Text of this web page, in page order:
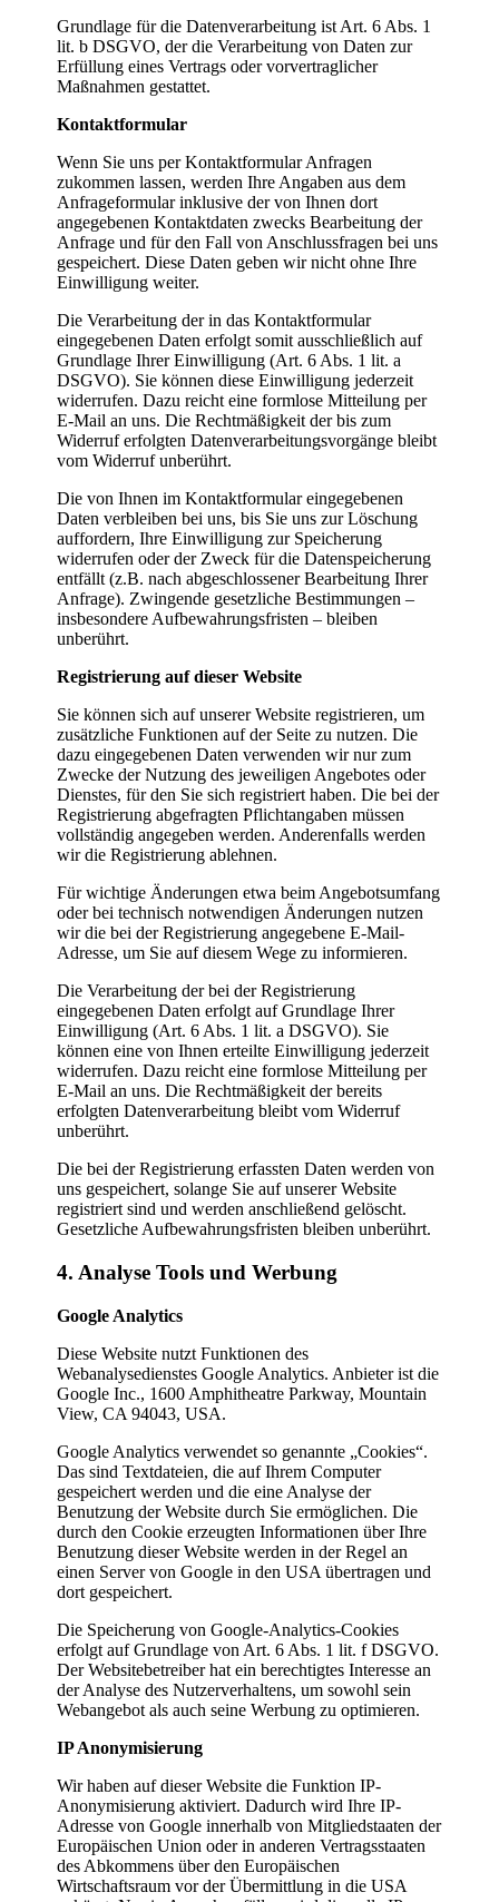
Grundlage für die Datenverarbeitung ist Art. 6 Abs. 1
lit. b DSGVO, der die Verarbeitung von Daten zur
Erfüllung eines Vertrags oder vorvertraglicher
Maßnahmen gestattet.
Kontaktformular
Wenn Sie uns per Kontaktformular Anfragen
zukommen lassen, werden Ihre Angaben aus dem
Anfrageformular inklusive der von Ihnen dort
angegebenen Kontaktdaten zwecks Bearbeitung der
Anfrage und für den Fall von Anschlussfragen bei uns
gespeichert. Diese Daten geben wir nicht ohne Ihre
Einwilligung weiter.
Die Verarbeitung der in das Kontaktformular
eingegebenen Daten erfolgt somit ausschließlich auf
Grundlage Ihrer Einwilligung (Art. 6 Abs. 1 lit. a
DSGVO). Sie können diese Einwilligung jederzeit
widerrufen. Dazu reicht eine formlose Mitteilung per
E-Mail an uns. Die Rechtmäßigkeit der bis zum
Widerruf erfolgten Datenverarbeitungsvorgänge bleibt
vom Widerruf unberührt.
Die von Ihnen im Kontaktformular eingegebenen
Daten verbleiben bei uns, bis Sie uns zur Löschung
auffordern, Ihre Einwilligung zur Speicherung
widerrufen oder der Zweck für die Datenspeicherung
entfällt (z.B. nach abgeschlossener Bearbeitung Ihrer
Anfrage). Zwingende gesetzliche Bestimmungen –
insbesondere Aufbewahrungsfristen – bleiben
unberührt.
Registrierung auf dieser Website
Sie können sich auf unserer Website registrieren, um
zusätzliche Funktionen auf der Seite zu nutzen. Die
dazu eingegebenen Daten verwenden wir nur zum
Zwecke der Nutzung des jeweiligen Angebotes oder
Dienstes, für den Sie sich registriert haben. Die bei der
Registrierung abgefragten Pflichtangaben müssen
vollständig angegeben werden. Anderenfalls werden
wir die Registrierung ablehnen.
Für wichtige Änderungen etwa beim Angebotsumfang
oder bei technisch notwendigen Änderungen nutzen
wir die bei der Registrierung angegebene E-Mail-
Adresse, um Sie auf diesem Wege zu informieren.
Die Verarbeitung der bei der Registrierung
eingegebenen Daten erfolgt auf Grundlage Ihrer
Einwilligung (Art. 6 Abs. 1 lit. a DSGVO). Sie
können eine von Ihnen erteilte Einwilligung jederzeit
widerrufen. Dazu reicht eine formlose Mitteilung per
E-Mail an uns. Die Rechtmäßigkeit der bereits
erfolgten Datenverarbeitung bleibt vom Widerruf
unberührt.
Die bei der Registrierung erfassten Daten werden von
uns gespeichert, solange Sie auf unserer Website
registriert sind und werden anschließend gelöscht.
Gesetzliche Aufbewahrungsfristen bleiben unberührt.
4. Analyse Tools und Werbung
Google Analytics
Diese Website nutzt Funktionen des
Webanalysedienstes Google Analytics. Anbieter ist die
Google Inc., 1600 Amphitheatre Parkway, Mountain
View, CA 94043, USA.
Google Analytics verwendet so genannte „Cookies“.
Das sind Textdateien, die auf Ihrem Computer
gespeichert werden und die eine Analyse der
Benutzung der Website durch Sie ermöglichen. Die
durch den Cookie erzeugten Informationen über Ihre
Benutzung dieser Website werden in der Regel an
einen Server von Google in den USA übertragen und
dort gespeichert.
Die Speicherung von Google-Analytics-Cookies
erfolgt auf Grundlage von Art. 6 Abs. 1 lit. f DSGVO.
Der Websitebetreiber hat ein berechtigtes Interesse an
der Analyse des Nutzerverhaltens, um sowohl sein
Webangebot als auch seine Werbung zu optimieren.
IP Anonymisierung
Wir haben auf dieser Website die Funktion IP-
Anonymisierung aktiviert. Dadurch wird Ihre IP-
Adresse von Google innerhalb von Mitgliedstaaten der
Europäischen Union oder in anderen Vertragsstaaten
des Abkommens über den Europäischen
Wirtschaftsraum vor der Übermittlung in die USA